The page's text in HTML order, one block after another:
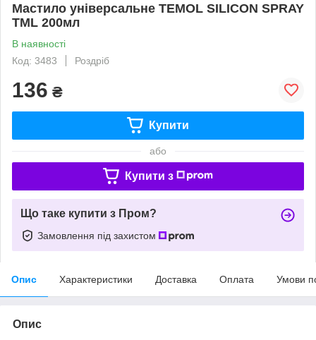
Мастило універсальне TEMOL SILICON SPRAY
TML 200мл
В наявності
Код: 3483
Роздріб
136 ₴
Купити
або
Купити з
Що таке купити з Пром?
Замовлення під захистом
Опис Характеристики Доставка Оплата Умови
Опис